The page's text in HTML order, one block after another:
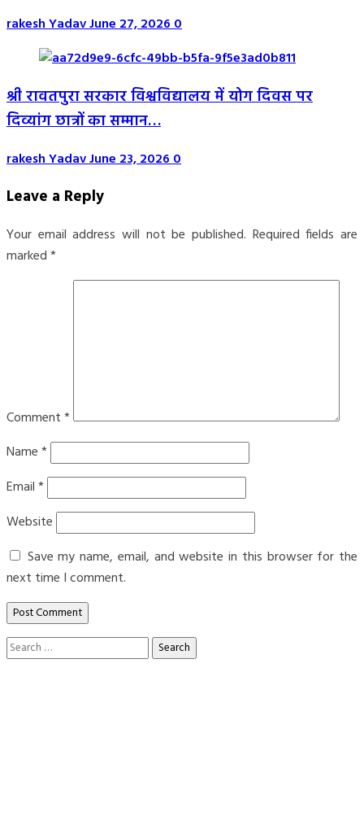
rakesh YadavJune 27, 20260
श्री रावतपुरा सरकार विश्वविद्यालय में योग दिवस पर
दिव्यांग छात्रों का सम्मान…
rakesh YadavJune 23, 20260
Leave a Reply
Your email address will not be published. Required fields are
marked*
Comment*
Name*
Email*
Website
Save my name, email, and website in this browser for the
next time I comment.
Search